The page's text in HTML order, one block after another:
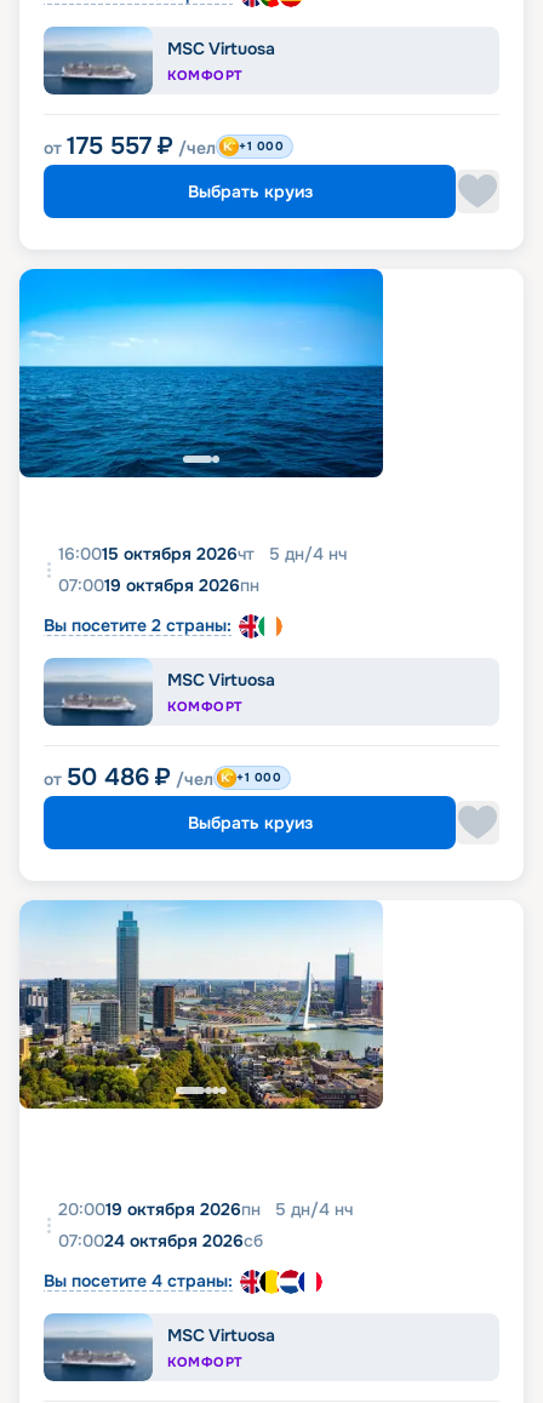
MSC Virtuosa
КОМФОРТ
от 175 557 ₽ /чел +1 000
Выбрать круиз
16:0015 октября 2026чт 5 дн/4 нч
07:0019 октября 2026пн
Вы посетите 2 страны:
MSC Virtuosa
КОМФОРТ
от 50 486 ₽ /чел +1 000
Выбрать круиз
20:0019 октября 2026пн 5 дн/4 нч
07:0024 октября 2026сб
Вы посетите 4 страны:
MSC Virtuosa
КОМФОРТ